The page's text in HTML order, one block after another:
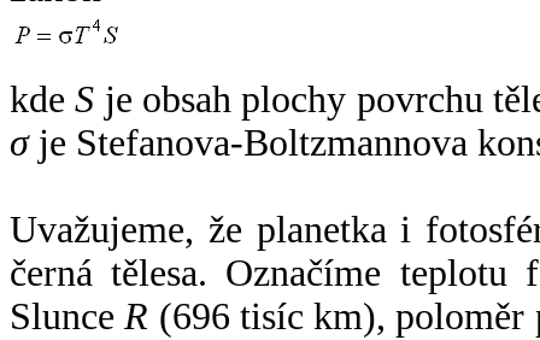
kdeS je obsah plochy povrchu
σje Stefanova-Boltzmannova
Uvažujeme, že planetka i
černá tělesa. Označíme
SlunceR (696 tisíc km),